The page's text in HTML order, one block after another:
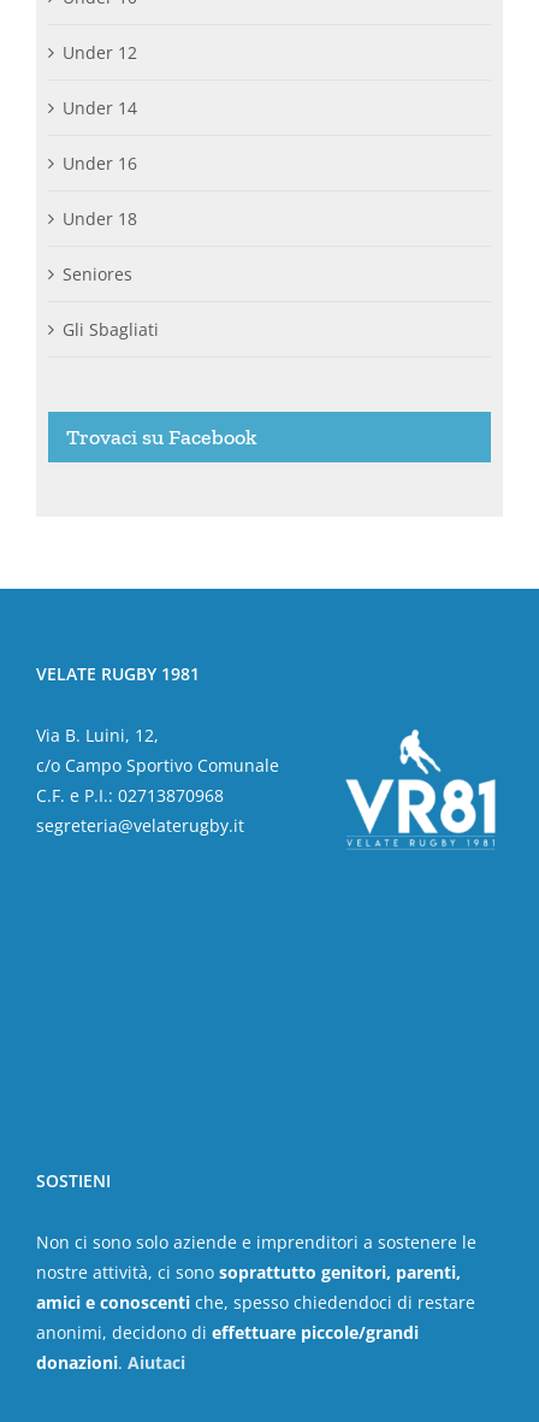
Under 12
Under 14
Under 16
Under 18
Seniores
Gli Sbagliati
Trovaci su Facebook
VELATE RUGBY 1981
Via B. Luini, 12,
c/o Campo Sportivo Comunale
C.F. e P.I.: 02713870968
segreteria@velaterugby.it
SOSTIENI
Non ci sono solo aziende e imprenditori a sostenere le
nostre attività, ci sono soprattutto genitori, parenti,
amici e conoscenti che, spesso chiedendoci di restare
anonimi, decidono di effettuare piccole/grandi
donazioni. Aiutaci